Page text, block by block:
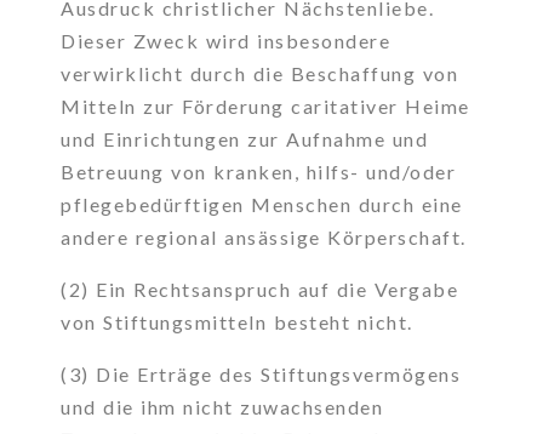
Ausdruck christlicher Nächstenliebe.
Dieser Zweck wird insbesondere
verwirklicht durch die Beschaffung von
Mitteln zur Förderung caritativer Heime
und Einrichtungen zur Aufnahme und
Betreuung von kranken, hilfs- und/oder
pflegebedürftigen Menschen durch eine
andere regional ansässige Körperschaft.
(2) Ein Rechtsanspruch auf die Vergabe
von Stiftungsmitteln besteht nicht.
(3) Die Erträge des Stiftungsvermögens
und die ihm nicht zuwachsenden